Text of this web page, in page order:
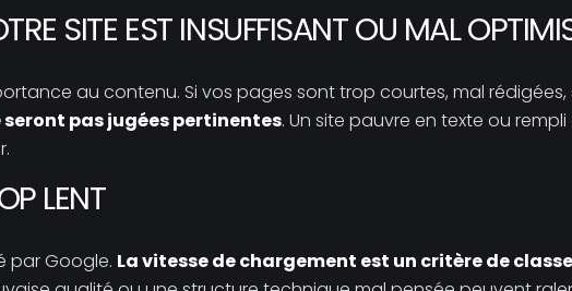
SITE EST INSUFFISANT OU MAL
au contenu. Si vos pages sont trop courtes, mal
seront pas jugées pertinentes. Un site pauvre en texte ou
LENT
par Google. La vitesse de chargement est un critère de